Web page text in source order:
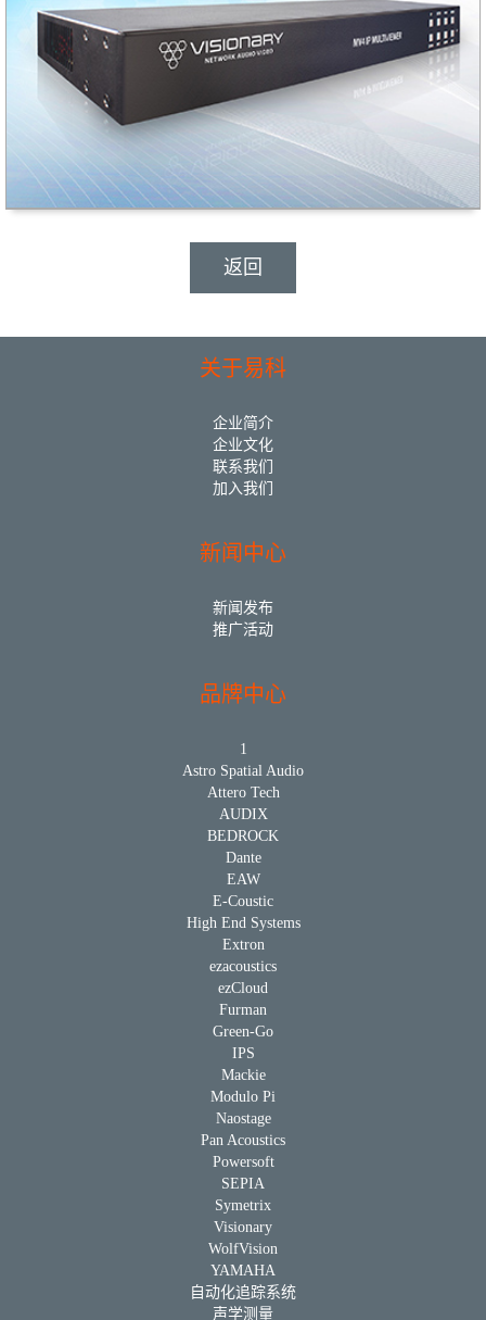
返回
关于易科
企业简介
企业文化
联系我们
加入我们
新闻中心
新闻发布
推广活动
品牌中心
1
Astro Spatial Audio
Attero Tech
AUDIX
BEDROCK
Dante
EAW
E-Coustic
High End Systems
Extron
ezacoustics
ezCloud
Furman
Green-Go
IPS
Mackie
Modulo Pi
Naostage
Pan Acoustics
Powersoft
SEPIA
Symetrix
Visionary
WolfVision
YAMAHA
自动化追踪系统
声学测量